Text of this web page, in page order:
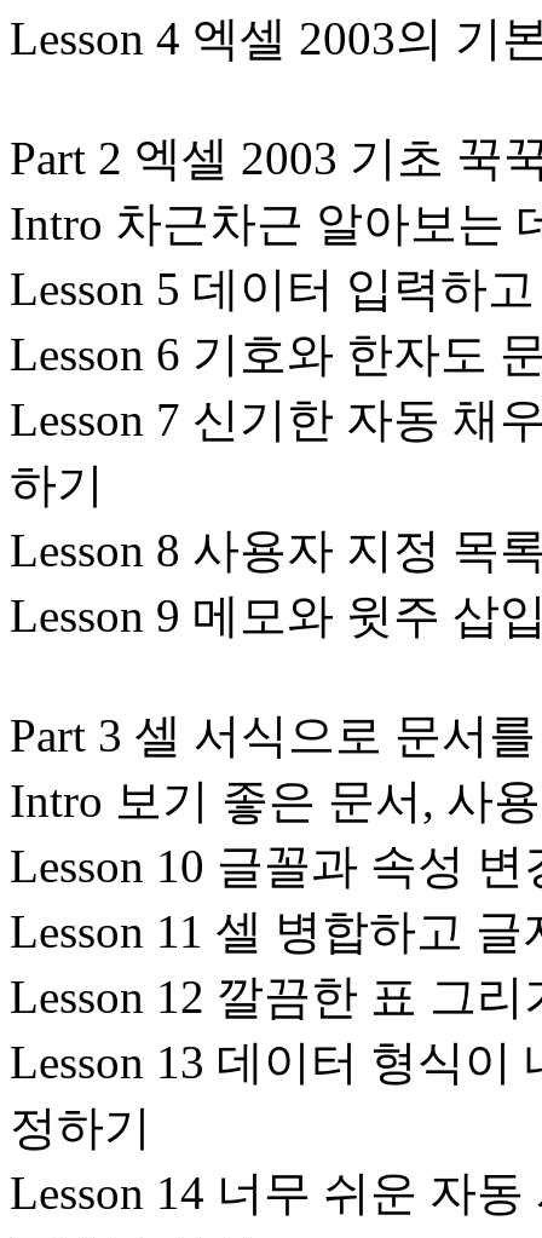
Lesson 4 엑셀 2003의 기
Part 2 엑셀 2003 기초 꾹
Intro 차근차근 알아보는
Lesson 5 데이터 입력하
Lesson 6 기호와 한자도
Lesson 7 신기한 자동 채
하기
Lesson 8 사용자 지정 목
Lesson 9 메모와 윗주 삽
Part 3 셀 서식으로 문서
Intro 보기 좋은 문서, 사
Lesson 10 글꼴과 속성
Lesson 11 셀 병합하고
Lesson 12 깔끔한 표 그
Lesson 13 데이터 형식
정하기
Lesson 14 너무 쉬운 자